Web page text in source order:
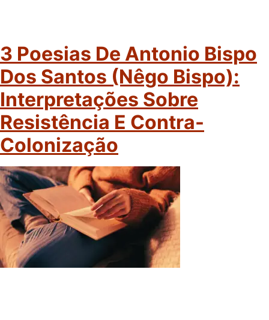
3 Poesias De Antonio Bispo
Dos Santos (Nêgo Bispo):
Interpretações Sobre
Resistência E Contra-
Colonização